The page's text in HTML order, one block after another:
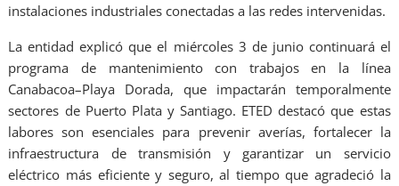
instalaciones industriales conectadas a las redes intervenidas.
La entidad explicó que el miércoles 3 de junio continuará el
programa de mantenimiento con trabajos en la línea
Canabacoa–Playa Dorada, que impactarán temporalmente
sectores de Puerto Plata y Santiago. ETED destacó que estas
labores son esenciales para prevenir averías, fortalecer la
infraestructura de transmisión y garantizar un servicio
eléctrico más eficiente y seguro, al tiempo que agradeció la